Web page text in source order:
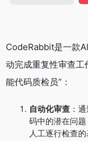
CodeRabbit是一款
动完成重复性审查工
能代码质检员”：
自动化审查 ：
码中的潜在问
人工逐行检查的